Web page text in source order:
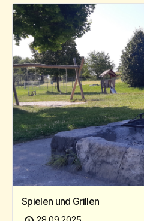
Spielen und Grillen